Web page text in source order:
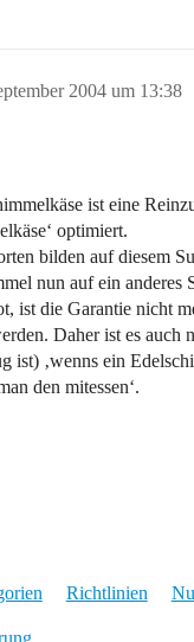
2004 um 13:38
ist eine
optimiert.
bilden auf diesem
nun auf ein anderes
ist die Garantie nicht
Daher ist es auch
ist) ‚wenns ein
den mitessen‘.
Richtlinien